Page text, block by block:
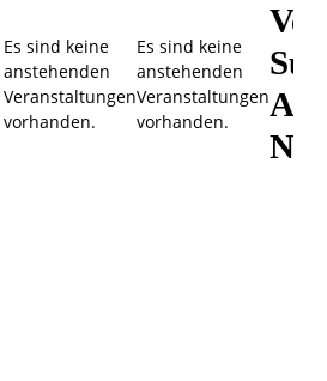
Es sind keine
anstehenden
Veranstaltungen
vorhanden.
Es sind keine
anstehenden
Veranstaltungen
vorhanden.